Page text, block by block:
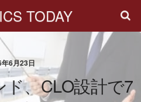
TODAY
6月23日
、CLO設計で7